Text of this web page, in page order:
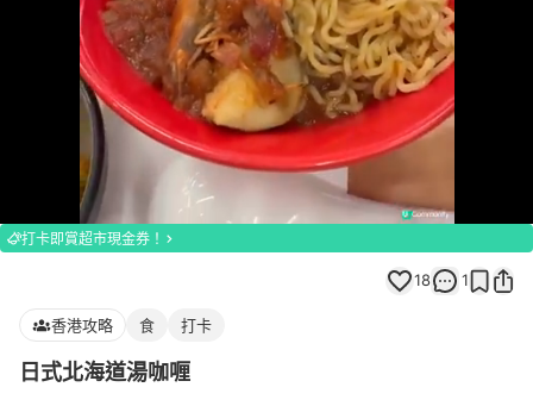
100.00%
打卡即賞超市現金券！
18 1
香港攻略 食 打卡
日式北海道湯咖喱